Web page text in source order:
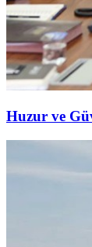
Huzur ve